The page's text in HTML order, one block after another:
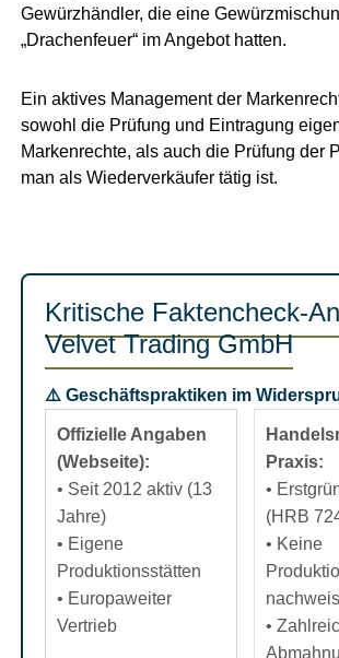
Gewürzhändler, die eine
„Drachenfeuer“ im Angebot hatten.
Ein aktives Management der
sowohl die Prüfung und Eintragung
Markenrechte, als auch die Prüfung der
man als Wiederverkäufer tätig ist.
Kritische Faktencheck-
Velvet Trading GmbH
⚠️ Geschäftspraktiken im
Offizielle Angaben
(Webseite):
• Seit 2012 aktiv (13
Jahre)
• Eigene
Produktionsstätten
• Europaweiter
Vertrieb
Praxis:
•
(HRB
• Keine
•